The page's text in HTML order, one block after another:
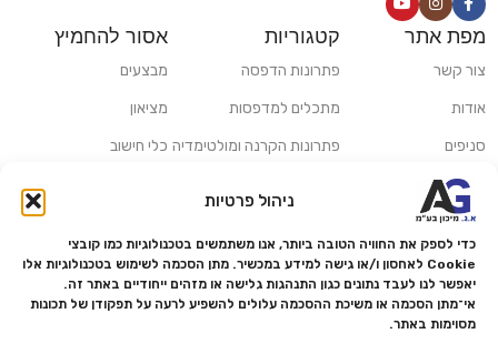
ניהול פרטיות
כדי לספק את החוויה הטובה ביותר, אנו משתמשים בטכנולוגיות כמו קובצי
Cookie לאחסון ו/או גישה למידע במכשיר. מתן הסכמה לשימוש בטכנולוגיות אלו
יאפשר לנו לעבד נתונים כגון התנהגות גלישה או מזהים ייחודיים באתר זה.
אי־מתן הסכמה או משיכת ההסכמה עלולים להשפיע לרעה על תפקודן של תכונות
מסוימות באתר.
מפת אתר
צור קשר
אודות
סניפים
משלוחים ואיסוף עצמי
מדריכים ומאמרים
מותגים
מעבדת תיקונים
הצהרת נגישות
קטגוריות
פתרונות הדפסה
מתכלים למדפסות
פתרונות הקרנה ומולטימדיה
פתרונות למגזר הרפואי
אסור להחמיץ
מבצעים
מציאון
כלי חישוב